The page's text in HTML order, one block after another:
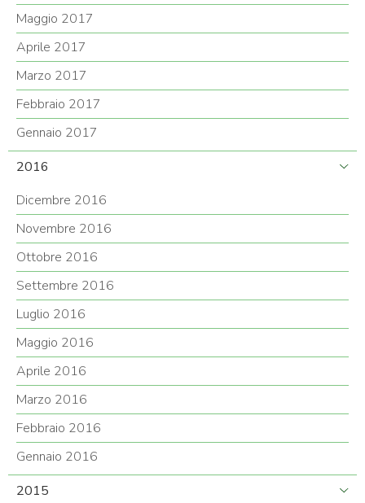
Maggio 2017
Aprile 2017
Marzo 2017
Febbraio 2017
Gennaio 2017
2016
Dicembre 2016
Novembre 2016
Ottobre 2016
Settembre 2016
Luglio 2016
Maggio 2016
Aprile 2016
Marzo 2016
Febbraio 2016
Gennaio 2016
2015